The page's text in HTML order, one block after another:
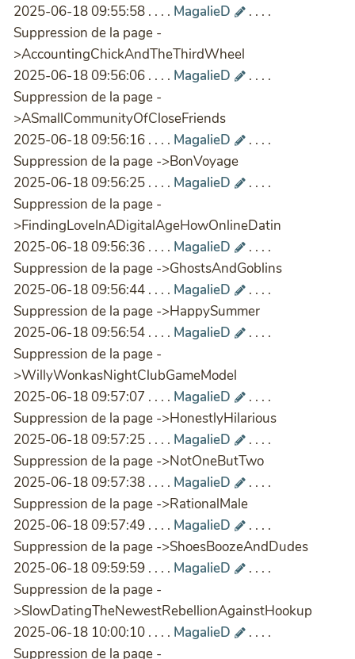
2025-06-18 09:55:58 . . . . MagalieD
. . . .
Suppression de la page -
>AccountingChickAndTheThirdWheel
2025-06-18 09:56:06 . . . . MagalieD
. . . .
Suppression de la page -
>ASmallCommunityOfCloseFriends
2025-06-18 09:56:16 . . . . MagalieD
. . . .
Suppression de la page ->BonVoyage
2025-06-18 09:56:25 . . . . MagalieD
. . . .
Suppression de la page -
>FindingLoveInADigitalAgeHowOnlineDatin
2025-06-18 09:56:36 . . . . MagalieD
. . . .
Suppression de la page ->GhostsAndGoblins
2025-06-18 09:56:44 . . . . MagalieD
. . . .
Suppression de la page ->HappySummer
2025-06-18 09:56:54 . . . . MagalieD
. . . .
Suppression de la page -
>WillyWonkasNightClubGameModel
2025-06-18 09:57:07 . . . . MagalieD
. . . .
Suppression de la page ->HonestlyHilarious
2025-06-18 09:57:25 . . . . MagalieD
. . . .
Suppression de la page ->NotOneButTwo
2025-06-18 09:57:38 . . . . MagalieD
. . . .
Suppression de la page ->RationalMale
2025-06-18 09:57:49 . . . . MagalieD
. . . .
Suppression de la page ->ShoesBoozeAndDudes
2025-06-18 09:59:59 . . . . MagalieD
. . . .
Suppression de la page -
>SlowDatingTheNewestRebellionAgainstHookup
2025-06-18 10:00:10 . . . . MagalieD
. . . .
Suppression de la page -